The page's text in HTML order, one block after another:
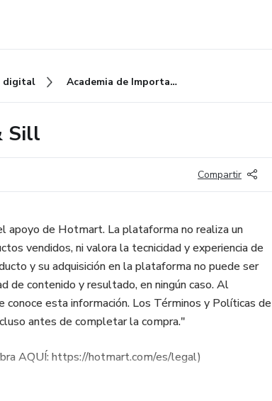
digital Academia de Importaciones Vill & Sill
Sill
Compartir
apoyo de Hotmart. La plataforma no realiza un
vendidos, ni valora la tecnicidad y experiencia de
y su adquisición en la plataforma no puede ser
de contenido y resultado, en ningún caso. Al
conoce esta información. Los Términos y Políticas de
antes de completar la compra."
AQUÍ: https://hotmart.com/es/legal)